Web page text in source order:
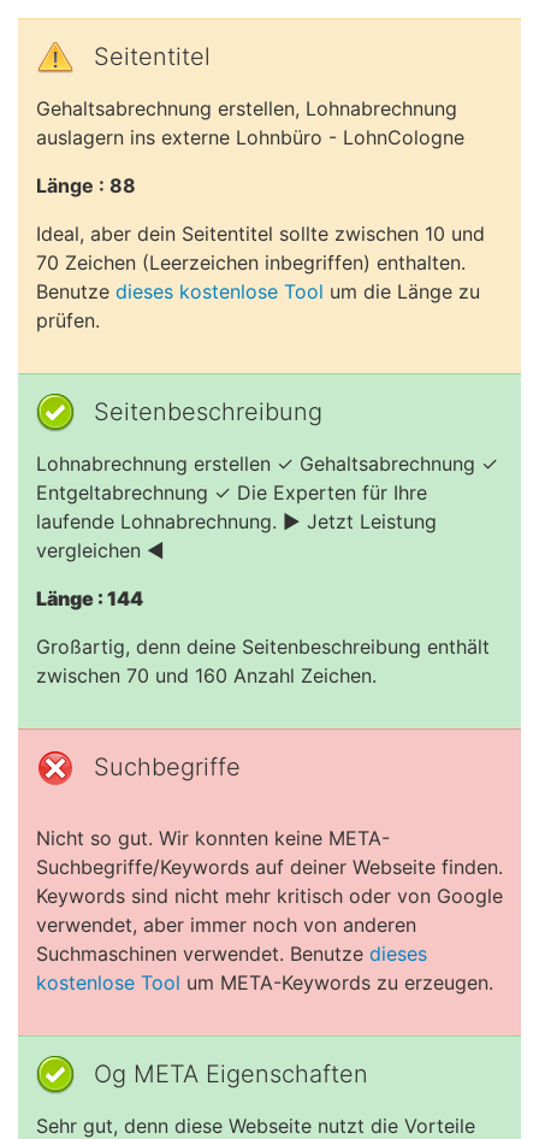
Seitentitel
Gehaltsabrechnung erstellen, Lohnabrechnung
auslagern ins externe Lohnbüro - LohnCologne
Länge : 88
Ideal, aber dein Seitentitel sollte zwischen 10 und
70 Zeichen (Leerzeichen inbegriffen) enthalten.
Benutze dieses kostenlose Tool um die Länge zu
prüfen.
Seitenbeschreibung
Lohnabrechnung erstellen ✓ Gehaltsabrechnung ✓
Entgeltabrechnung ✓ Die Experten für Ihre
laufende Lohnabrechnung. ► Jetzt Leistung
vergleichen ◄
Länge : 144
Großartig, denn deine Seitenbeschreibung enthält
zwischen 70 und 160 Anzahl Zeichen.
Suchbegriffe
Nicht so gut. Wir konnten keine META-
Suchbegriffe/Keywords auf deiner Webseite finden.
Keywords sind nicht mehr kritisch oder von Google
verwendet, aber immer noch von anderen
Suchmaschinen verwendet. Benutze dieses
kostenlose Tool um META-Keywords zu erzeugen.
Og META Eigenschaften
Sehr gut, denn diese Webseite nutzt die Vorteile